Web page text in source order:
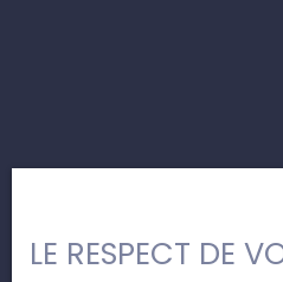
LE RESPECT DE